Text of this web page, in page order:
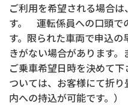
ご利用を希望される場合
す。 運転係員への口頭で
す。限られた車両で申込
きがない場合があります
ご乗車希望日時を決めて
ついては、お客様にて折
内への持込が可能です。）